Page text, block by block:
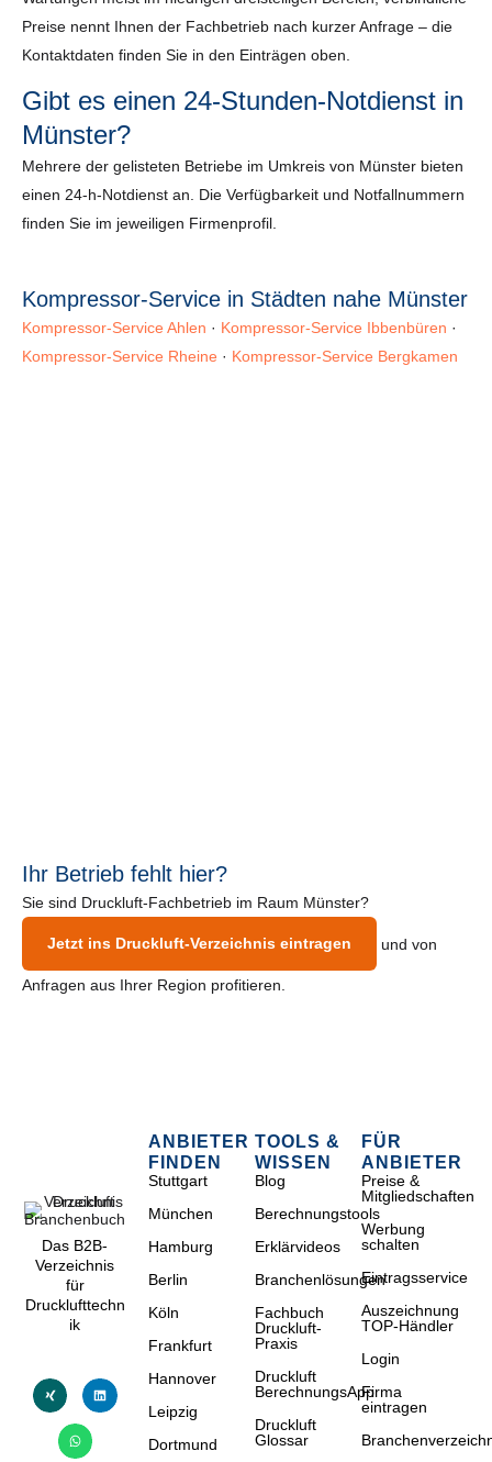
Preise nennt Ihnen der Fachbetrieb nach kurzer Anfrage – die
Kontaktdaten finden Sie in den Einträgen oben.
Gibt es einen 24-Stunden-Notdienst in
Münster?
Mehrere der gelisteten Betriebe im Umkreis von Münster bieten
einen 24-h-Notdienst an. Die Verfügbarkeit und Notfallnummern
finden Sie im jeweiligen Firmenprofil.
Kompressor-Service in Städten nahe Münster
Kompressor-Service Ahlen · Kompressor-Service Ibbenbüren ·
Kompressor-Service Rheine · Kompressor-Service Bergkamen
Ihr Betrieb fehlt hier?
Sie sind Druckluft-Fachbetrieb im Raum Münster?
Jetzt ins Druckluft-Verzeichnis eintragen und von
Anfragen aus Ihrer Region profitieren.
Das B2B-
Verzeichnis
für
Drucklufttechn
ik
ANBIETER
FINDEN
Stuttgart
München
Hamburg
Berlin
Köln
Frankfurt
Hannover
Leipzig
Dortmund
TOOLS &
WISSEN
Blog
Berechnungstools
Erklärvideos
Branchenlösungen
Fachbuch
Druckluft-
Praxis
Druckluft
BerechnungsApp
Druckluft
Glossar
FÜR
ANBIETER
Preise &
Mitgliedschaften
Werbung
schalten
Eintragsservice
Auszeichnung
TOP-Händler
Login
Firma
eintragen